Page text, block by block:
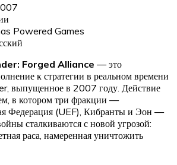
Powered Games
Forged Alliance — это
к стратегии в реальном времени
выпущенное в 2007 году. Действие
в котором три фракции —
Федерация (UEF), Кибранты и Эон —
сталкиваются с новой угрозой:
раса, намеренная уничтожить